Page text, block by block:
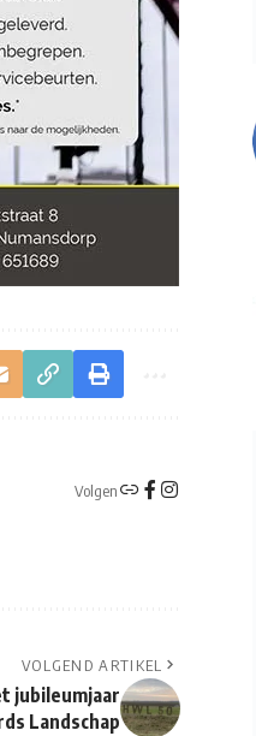
Volgen
VOLGEND ARTIKEL
jubileumjaar
Landschap